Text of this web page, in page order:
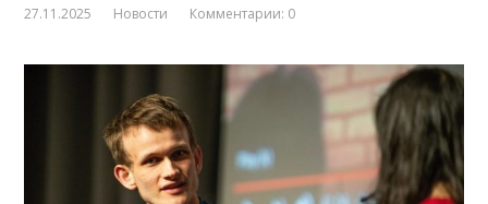
27.11.2025 Новости Комментарии: 0